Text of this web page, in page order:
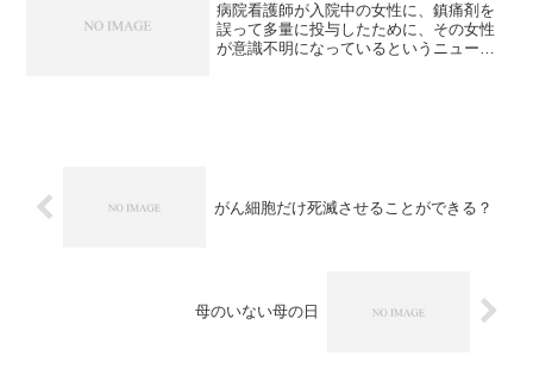
病院看護師が入院中の女性に、鎮痛剤を
誤って多量に投与したために、その女性
が意識不明になっているというニュース
がん細胞だけ死滅させることができる？
母のいない母の日